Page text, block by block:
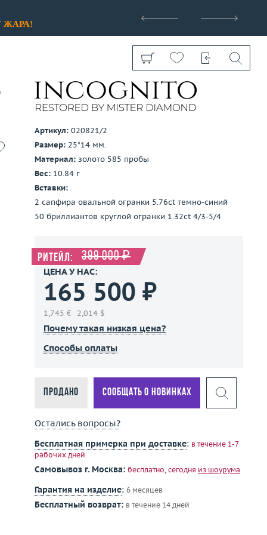
ЖАРА!
Показать все
Артикул: 020821/2
Размер: 25*14 мм.
Материал: золото 585 пробы
Вес: 10.84 г
Вставки:
2 сапфира овальной огранки 5.76ct темно-синий
50 бриллиантов круглой огранки 1.32ct 4/3-5/4
Ритейл: 399 000 ₽
ЦЕНА У НАС:
165 500 ₽
1,745 € 2,014 $
Почему такая низкая цена?
Способы оплаты
Продано Сообщать о новинках
Остались вопросы?
Бесплатная примерка при доставке: в течение 1-7
рабочих дней
Самовывоз г. Москва: бесплатно, сегодня из шоурума
Гарантия на изделие: 6 месяцев
Бесплатный возврат: в течение 14 дней